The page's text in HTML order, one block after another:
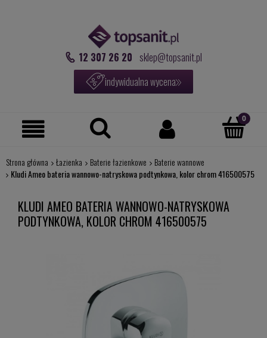
12 307 26 20 sklep@topsanit.pl
indywidualna wycena
Strona główna Łazienka Baterie łazienkowe
Baterie wannowe
Kludi Ameo bateria wannowo-natryskowa podtynkowa, kolor chrom 416500575
KLUDI AMEO BATERIA WANNOWO-NATRYSKOWA
PODTYNKOWA, KOLOR CHROM 416500575